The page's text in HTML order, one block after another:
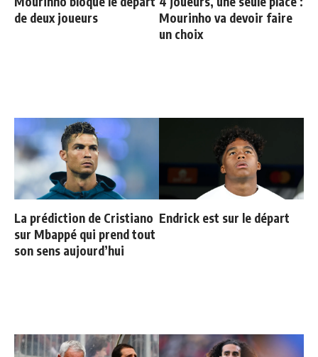
de deux joueurs
Mourinho va devoir faire
un choix
La prédiction de Cristiano
sur Mbappé qui prend tout
son sens aujourd’hui
Endrick est sur le départ